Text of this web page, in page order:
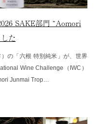
SAKE部門 “Aomori
た
の「六根 特別純米」が、世界
Wine Challenge（IWC）
Junmai Trop…